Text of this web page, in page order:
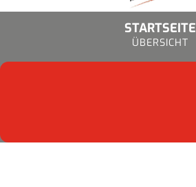
STARTSEITE
ÜBERSICHT